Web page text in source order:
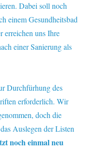
Dabei soll noch
einem Gesundheitsbad
erreichen uns Ihre
einer Sanierung als
Durchfürhung des
erforderlich. Wir
doch die
Auslegen der Listen
noch einmal neu